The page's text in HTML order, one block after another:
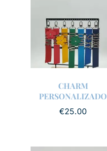
CHARM
PERSONALIZADO
€25.00